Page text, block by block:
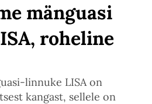
mänguasi
roheline
linnuke LISA on
kangast, sellele on